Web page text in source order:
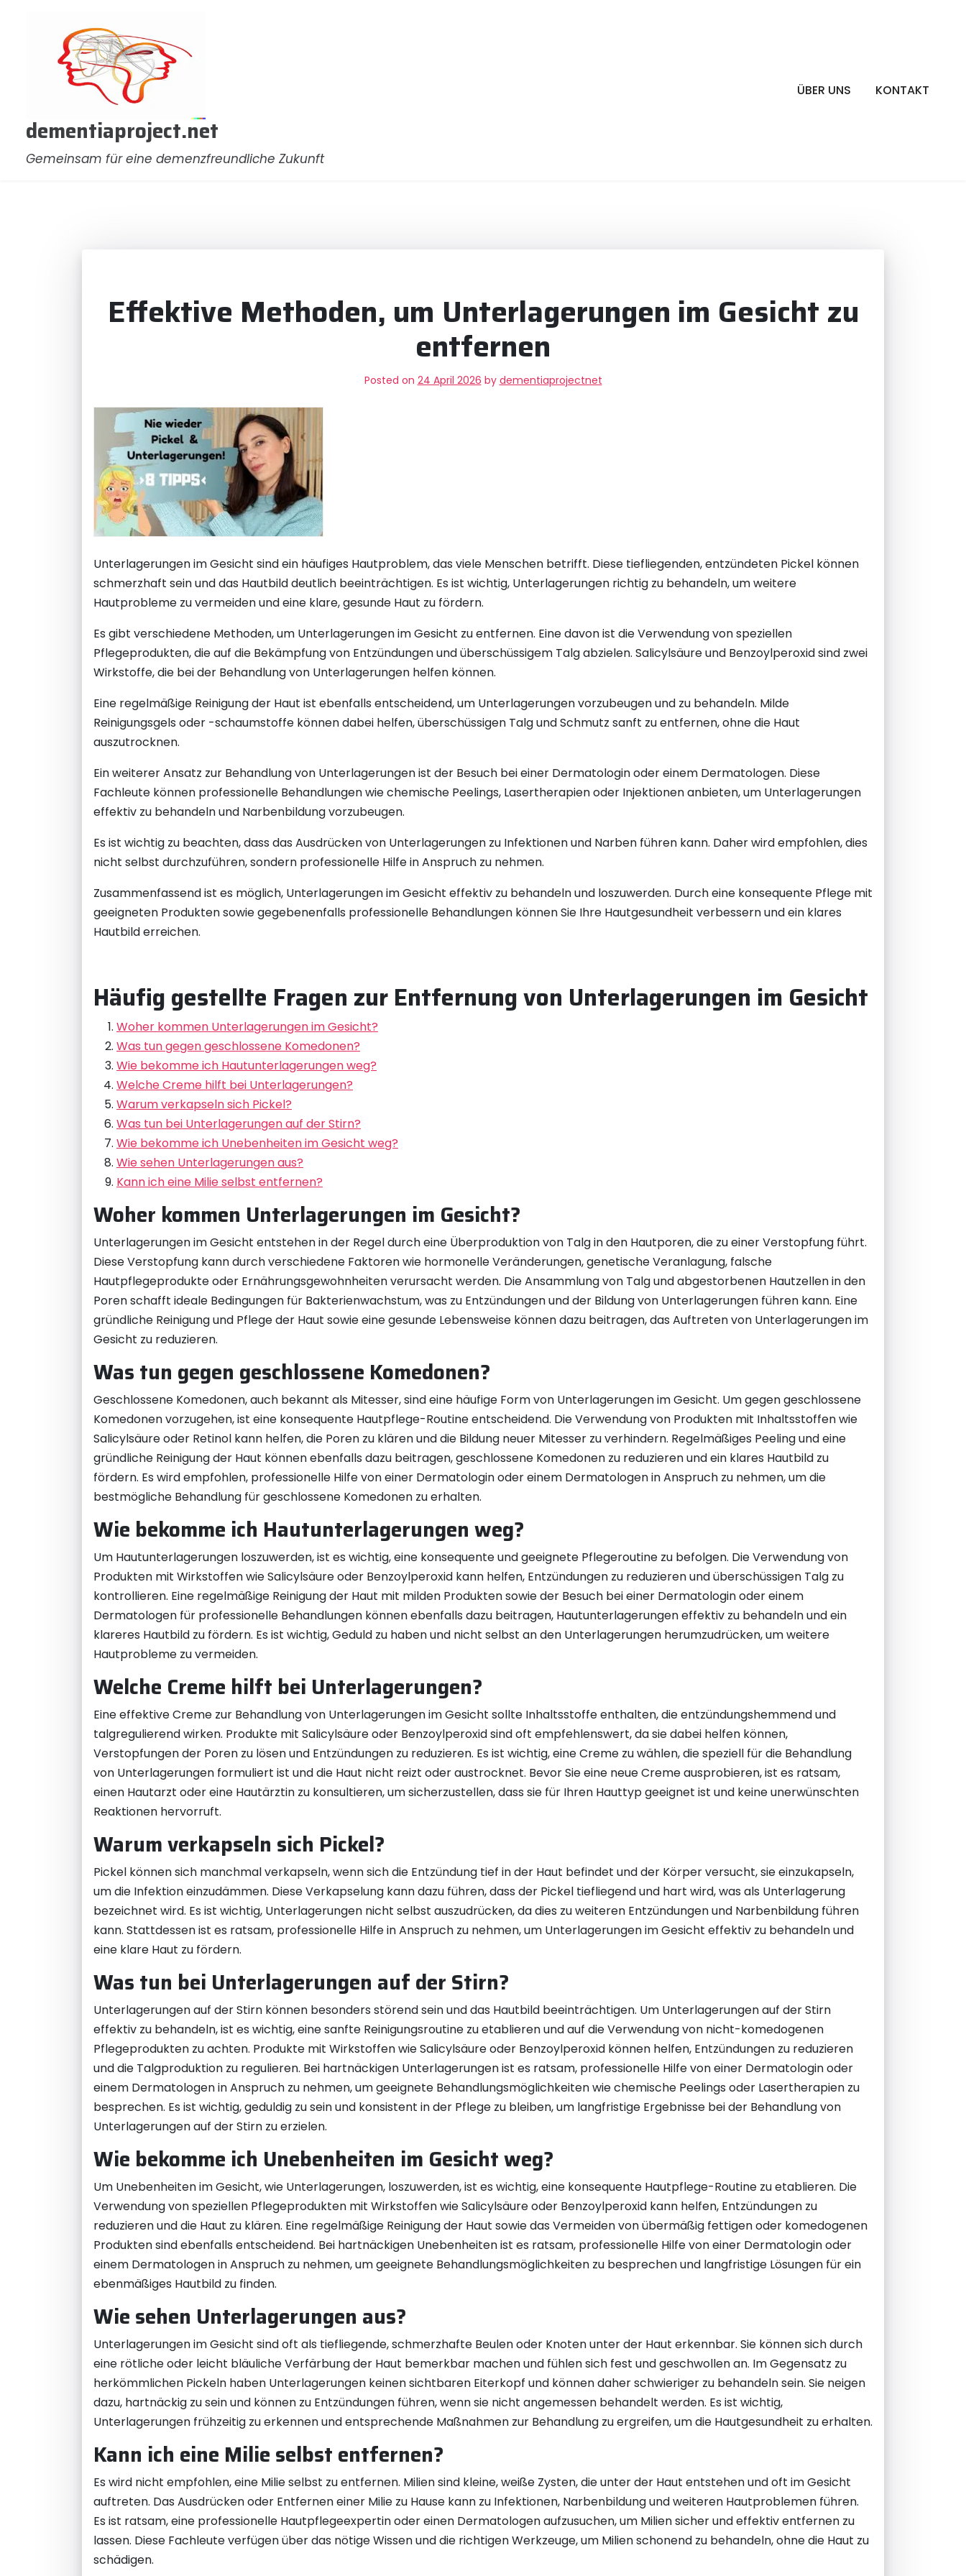
dementiaproject.net
Gemeinsam für eine demenzfreundliche Zukunft
ÜBER UNS KONTAKT
Effektive Methoden, um Unterlagerungen im Gesicht zu
entfernen
Posted on 24 April 2026 by dementiaprojectnet
Unterlagerungen im Gesicht sind ein häufiges Hautproblem, das viele Menschen betrifft. Diese tiefliegenden, entzündeten Pickel können
schmerzhaft sein und das Hautbild deutlich beeinträchtigen. Es ist wichtig, Unterlagerungen richtig zu behandeln, um weitere
Hautprobleme zu vermeiden und eine klare, gesunde Haut zu fördern.
Es gibt verschiedene Methoden, um Unterlagerungen im Gesicht zu entfernen. Eine davon ist die Verwendung von speziellen
Pflegeprodukten, die auf die Bekämpfung von Entzündungen und überschüssigem Talg abzielen. Salicylsäure und Benzoylperoxid sind zwei
Wirkstoffe, die bei der Behandlung von Unterlagerungen helfen können.
Eine regelmäßige Reinigung der Haut ist ebenfalls entscheidend, um Unterlagerungen vorzubeugen und zu behandeln. Milde
Reinigungsgels oder -schaumstoffe können dabei helfen, überschüssigen Talg und Schmutz sanft zu entfernen, ohne die Haut
auszutrocknen.
Ein weiterer Ansatz zur Behandlung von Unterlagerungen ist der Besuch bei einer Dermatologin oder einem Dermatologen. Diese
Fachleute können professionelle Behandlungen wie chemische Peelings, Lasertherapien oder Injektionen anbieten, um Unterlagerungen
effektiv zu behandeln und Narbenbildung vorzubeugen.
Es ist wichtig zu beachten, dass das Ausdrücken von Unterlagerungen zu Infektionen und Narben führen kann. Daher wird empfohlen, dies
nicht selbst durchzuführen, sondern professionelle Hilfe in Anspruch zu nehmen.
Zusammenfassend ist es möglich, Unterlagerungen im Gesicht effektiv zu behandeln und loszuwerden. Durch eine konsequente Pflege mit
geeigneten Produkten sowie gegebenenfalls professionelle Behandlungen können Sie Ihre Hautgesundheit verbessern und ein klares
Hautbild erreichen.
Häufig gestellte Fragen zur Entfernung von Unterlagerungen im Gesicht
Woher kommen Unterlagerungen im Gesicht?
Was tun gegen geschlossene Komedonen?
Wie bekomme ich Hautunterlagerungen weg?
Welche Creme hilft bei Unterlagerungen?
Warum verkapseln sich Pickel?
Was tun bei Unterlagerungen auf der Stirn?
Wie bekomme ich Unebenheiten im Gesicht weg?
Wie sehen Unterlagerungen aus?
Kann ich eine Milie selbst entfernen?
Woher kommen Unterlagerungen im Gesicht?
Unterlagerungen im Gesicht entstehen in der Regel durch eine Überproduktion von Talg in den Hautporen, die zu einer Verstopfung führt.
Diese Verstopfung kann durch verschiedene Faktoren wie hormonelle Veränderungen, genetische Veranlagung, falsche
Hautpflegeprodukte oder Ernährungsgewohnheiten verursacht werden. Die Ansammlung von Talg und abgestorbenen Hautzellen in den
Poren schafft ideale Bedingungen für Bakterienwachstum, was zu Entzündungen und der Bildung von Unterlagerungen führen kann. Eine
gründliche Reinigung und Pflege der Haut sowie eine gesunde Lebensweise können dazu beitragen, das Auftreten von Unterlagerungen im
Gesicht zu reduzieren.
Was tun gegen geschlossene Komedonen?
Geschlossene Komedonen, auch bekannt als Mitesser, sind eine häufige Form von Unterlagerungen im Gesicht. Um gegen geschlossene
Komedonen vorzugehen, ist eine konsequente Hautpflege-Routine entscheidend. Die Verwendung von Produkten mit Inhaltsstoffen wie
Salicylsäure oder Retinol kann helfen, die Poren zu klären und die Bildung neuer Mitesser zu verhindern. Regelmäßiges Peeling und eine
gründliche Reinigung der Haut können ebenfalls dazu beitragen, geschlossene Komedonen zu reduzieren und ein klares Hautbild zu
fördern. Es wird empfohlen, professionelle Hilfe von einer Dermatologin oder einem Dermatologen in Anspruch zu nehmen, um die
bestmögliche Behandlung für geschlossene Komedonen zu erhalten.
Wie bekomme ich Hautunterlagerungen weg?
Um Hautunterlagerungen loszuwerden, ist es wichtig, eine konsequente und geeignete Pflegeroutine zu befolgen. Die Verwendung von
Produkten mit Wirkstoffen wie Salicylsäure oder Benzoylperoxid kann helfen, Entzündungen zu reduzieren und überschüssigen Talg zu
kontrollieren. Eine regelmäßige Reinigung der Haut mit milden Produkten sowie der Besuch bei einer Dermatologin oder einem
Dermatologen für professionelle Behandlungen können ebenfalls dazu beitragen, Hautunterlagerungen effektiv zu behandeln und ein
klareres Hautbild zu fördern. Es ist wichtig, Geduld zu haben und nicht selbst an den Unterlagerungen herumzudrücken, um weitere
Hautprobleme zu vermeiden.
Welche Creme hilft bei Unterlagerungen?
Eine effektive Creme zur Behandlung von Unterlagerungen im Gesicht sollte Inhaltsstoffe enthalten, die entzündungshemmend und
talgregulierend wirken. Produkte mit Salicylsäure oder Benzoylperoxid sind oft empfehlenswert, da sie dabei helfen können,
Verstopfungen der Poren zu lösen und Entzündungen zu reduzieren. Es ist wichtig, eine Creme zu wählen, die speziell für die Behandlung
von Unterlagerungen formuliert ist und die Haut nicht reizt oder austrocknet. Bevor Sie eine neue Creme ausprobieren, ist es ratsam,
einen Hautarzt oder eine Hautärztin zu konsultieren, um sicherzustellen, dass sie für Ihren Hauttyp geeignet ist und keine unerwünschten
Reaktionen hervorruft.
Warum verkapseln sich Pickel?
Pickel können sich manchmal verkapseln, wenn sich die Entzündung tief in der Haut befindet und der Körper versucht, sie einzukapseln,
um die Infektion einzudämmen. Diese Verkapselung kann dazu führen, dass der Pickel tiefliegend und hart wird, was als Unterlagerung
bezeichnet wird. Es ist wichtig, Unterlagerungen nicht selbst auszudrücken, da dies zu weiteren Entzündungen und Narbenbildung führen
kann. Stattdessen ist es ratsam, professionelle Hilfe in Anspruch zu nehmen, um Unterlagerungen im Gesicht effektiv zu behandeln und
eine klare Haut zu fördern.
Was tun bei Unterlagerungen auf der Stirn?
Unterlagerungen auf der Stirn können besonders störend sein und das Hautbild beeinträchtigen. Um Unterlagerungen auf der Stirn
effektiv zu behandeln, ist es wichtig, eine sanfte Reinigungsroutine zu etablieren und auf die Verwendung von nicht-komedogenen
Pflegeprodukten zu achten. Produkte mit Wirkstoffen wie Salicylsäure oder Benzoylperoxid können helfen, Entzündungen zu reduzieren
und die Talgproduktion zu regulieren. Bei hartnäckigen Unterlagerungen ist es ratsam, professionelle Hilfe von einer Dermatologin oder
einem Dermatologen in Anspruch zu nehmen, um geeignete Behandlungsmöglichkeiten wie chemische Peelings oder Lasertherapien zu
besprechen. Es ist wichtig, geduldig zu sein und konsistent in der Pflege zu bleiben, um langfristige Ergebnisse bei der Behandlung von
Unterlagerungen auf der Stirn zu erzielen.
Wie bekomme ich Unebenheiten im Gesicht weg?
Um Unebenheiten im Gesicht, wie Unterlagerungen, loszuwerden, ist es wichtig, eine konsequente Hautpflege-Routine zu etablieren. Die
Verwendung von speziellen Pflegeprodukten mit Wirkstoffen wie Salicylsäure oder Benzoylperoxid kann helfen, Entzündungen zu
reduzieren und die Haut zu klären. Eine regelmäßige Reinigung der Haut sowie das Vermeiden von übermäßig fettigen oder komedogenen
Produkten sind ebenfalls entscheidend. Bei hartnäckigen Unebenheiten ist es ratsam, professionelle Hilfe von einer Dermatologin oder
einem Dermatologen in Anspruch zu nehmen, um geeignete Behandlungsmöglichkeiten zu besprechen und langfristige Lösungen für ein
ebenmäßiges Hautbild zu finden.
Wie sehen Unterlagerungen aus?
Unterlagerungen im Gesicht sind oft als tiefliegende, schmerzhafte Beulen oder Knoten unter der Haut erkennbar. Sie können sich durch
eine rötliche oder leicht bläuliche Verfärbung der Haut bemerkbar machen und fühlen sich fest und geschwollen an. Im Gegensatz zu
herkömmlichen Pickeln haben Unterlagerungen keinen sichtbaren Eiterkopf und können daher schwieriger zu behandeln sein. Sie neigen
dazu, hartnäckig zu sein und können zu Entzündungen führen, wenn sie nicht angemessen behandelt werden. Es ist wichtig,
Unterlagerungen frühzeitig zu erkennen und entsprechende Maßnahmen zur Behandlung zu ergreifen, um die Hautgesundheit zu erhalten.
Kann ich eine Milie selbst entfernen?
Es wird nicht empfohlen, eine Milie selbst zu entfernen. Milien sind kleine, weiße Zysten, die unter der Haut entstehen und oft im Gesicht
auftreten. Das Ausdrücken oder Entfernen einer Milie zu Hause kann zu Infektionen, Narbenbildung und weiteren Hautproblemen führen.
Es ist ratsam, eine professionelle Hautpflegeexpertin oder einen Dermatologen aufzusuchen, um Milien sicher und effektiv entfernen zu
lassen. Diese Fachleute verfügen über das nötige Wissen und die richtigen Werkzeuge, um Milien schonend zu behandeln, ohne die Haut zu
schädigen.